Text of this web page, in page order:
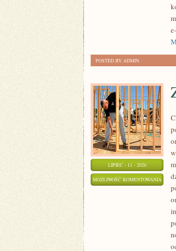
POSTED BY ADMIN
LIPIEC - 11 - 2026
MOŻLIWOŚĆ KOMENTOWANIA